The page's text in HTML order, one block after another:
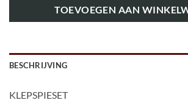
TOEVOEGEN AAN
BESCHRIJVING
KLEPSPIESET